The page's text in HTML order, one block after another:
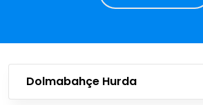
Dolmabahçe Hurda